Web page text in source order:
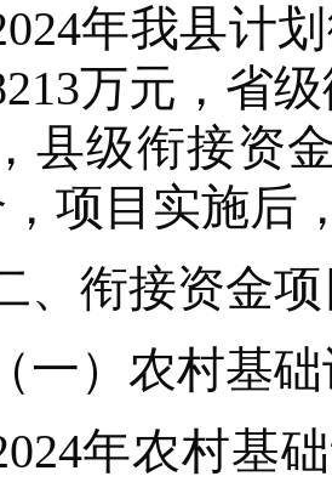
年我县计划
万元，省
县级衔接资
，项目实施后
衔接资金项
）农村基础
年农村基础